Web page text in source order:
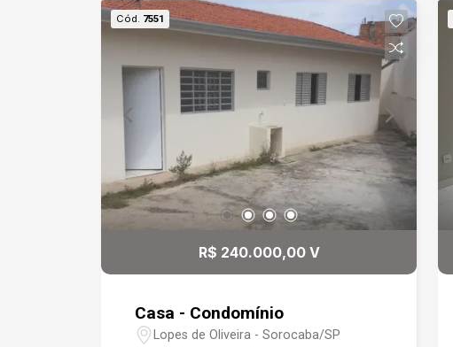
Cód. 7551
R$ 240.000,00 V
Casa - Condomínio
Lopes de Oliveira - Sorocaba/SP